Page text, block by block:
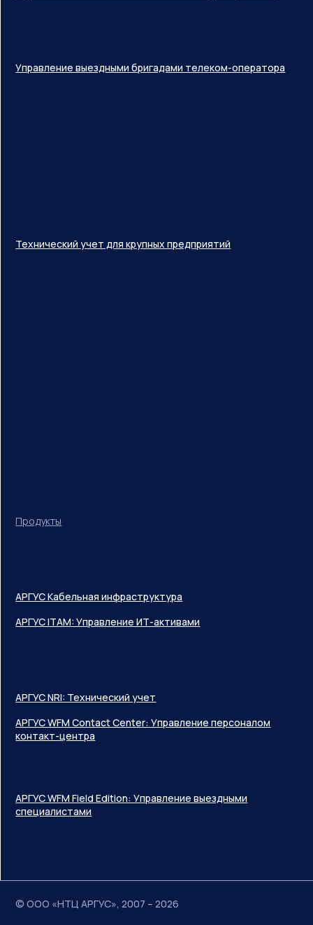
Продукты
АРГУС WFM Field Edition: Управление выездными
специалистами
Управление выездными бригадами телеком-оператора
АРГУС NRI: Технический учет
АРГУС WFM Contact Center: Управление персоналом
контакт-центра
Технический учет для крупных предприятий
АРГУС Кабельная инфраструктура
АРГУС ITAM: Управление ИТ-активами
© ООО «НТЦ АРГУС», 2007 – 2026